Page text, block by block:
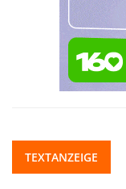
TEXTANZEIGE